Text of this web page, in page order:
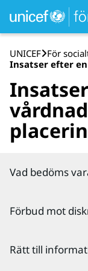
UNICEF För
Vad bedöms
Vid insatser
eller påföljd ska
nationell
Förbud mot
Vid insatser
eller påföljd ska
Rätt till